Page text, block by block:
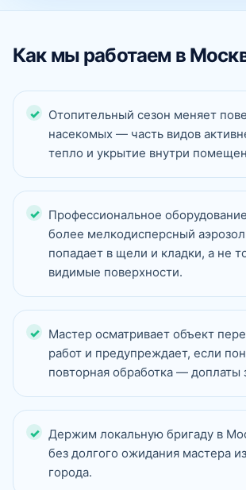
Как мы работаем в
Отопительный сезон меняет
насекомых — часть видов
тепло и укрытие внутри
Профессиональное
более мелкодисперсный
попадает в щели и кладки, а не
видимые поверхности.
Мастер осматривает объект
работ и предупреждает, если
повторная обработка — доплаты
Держим локальную бригаду в
без долгого ожидания мастера
города.